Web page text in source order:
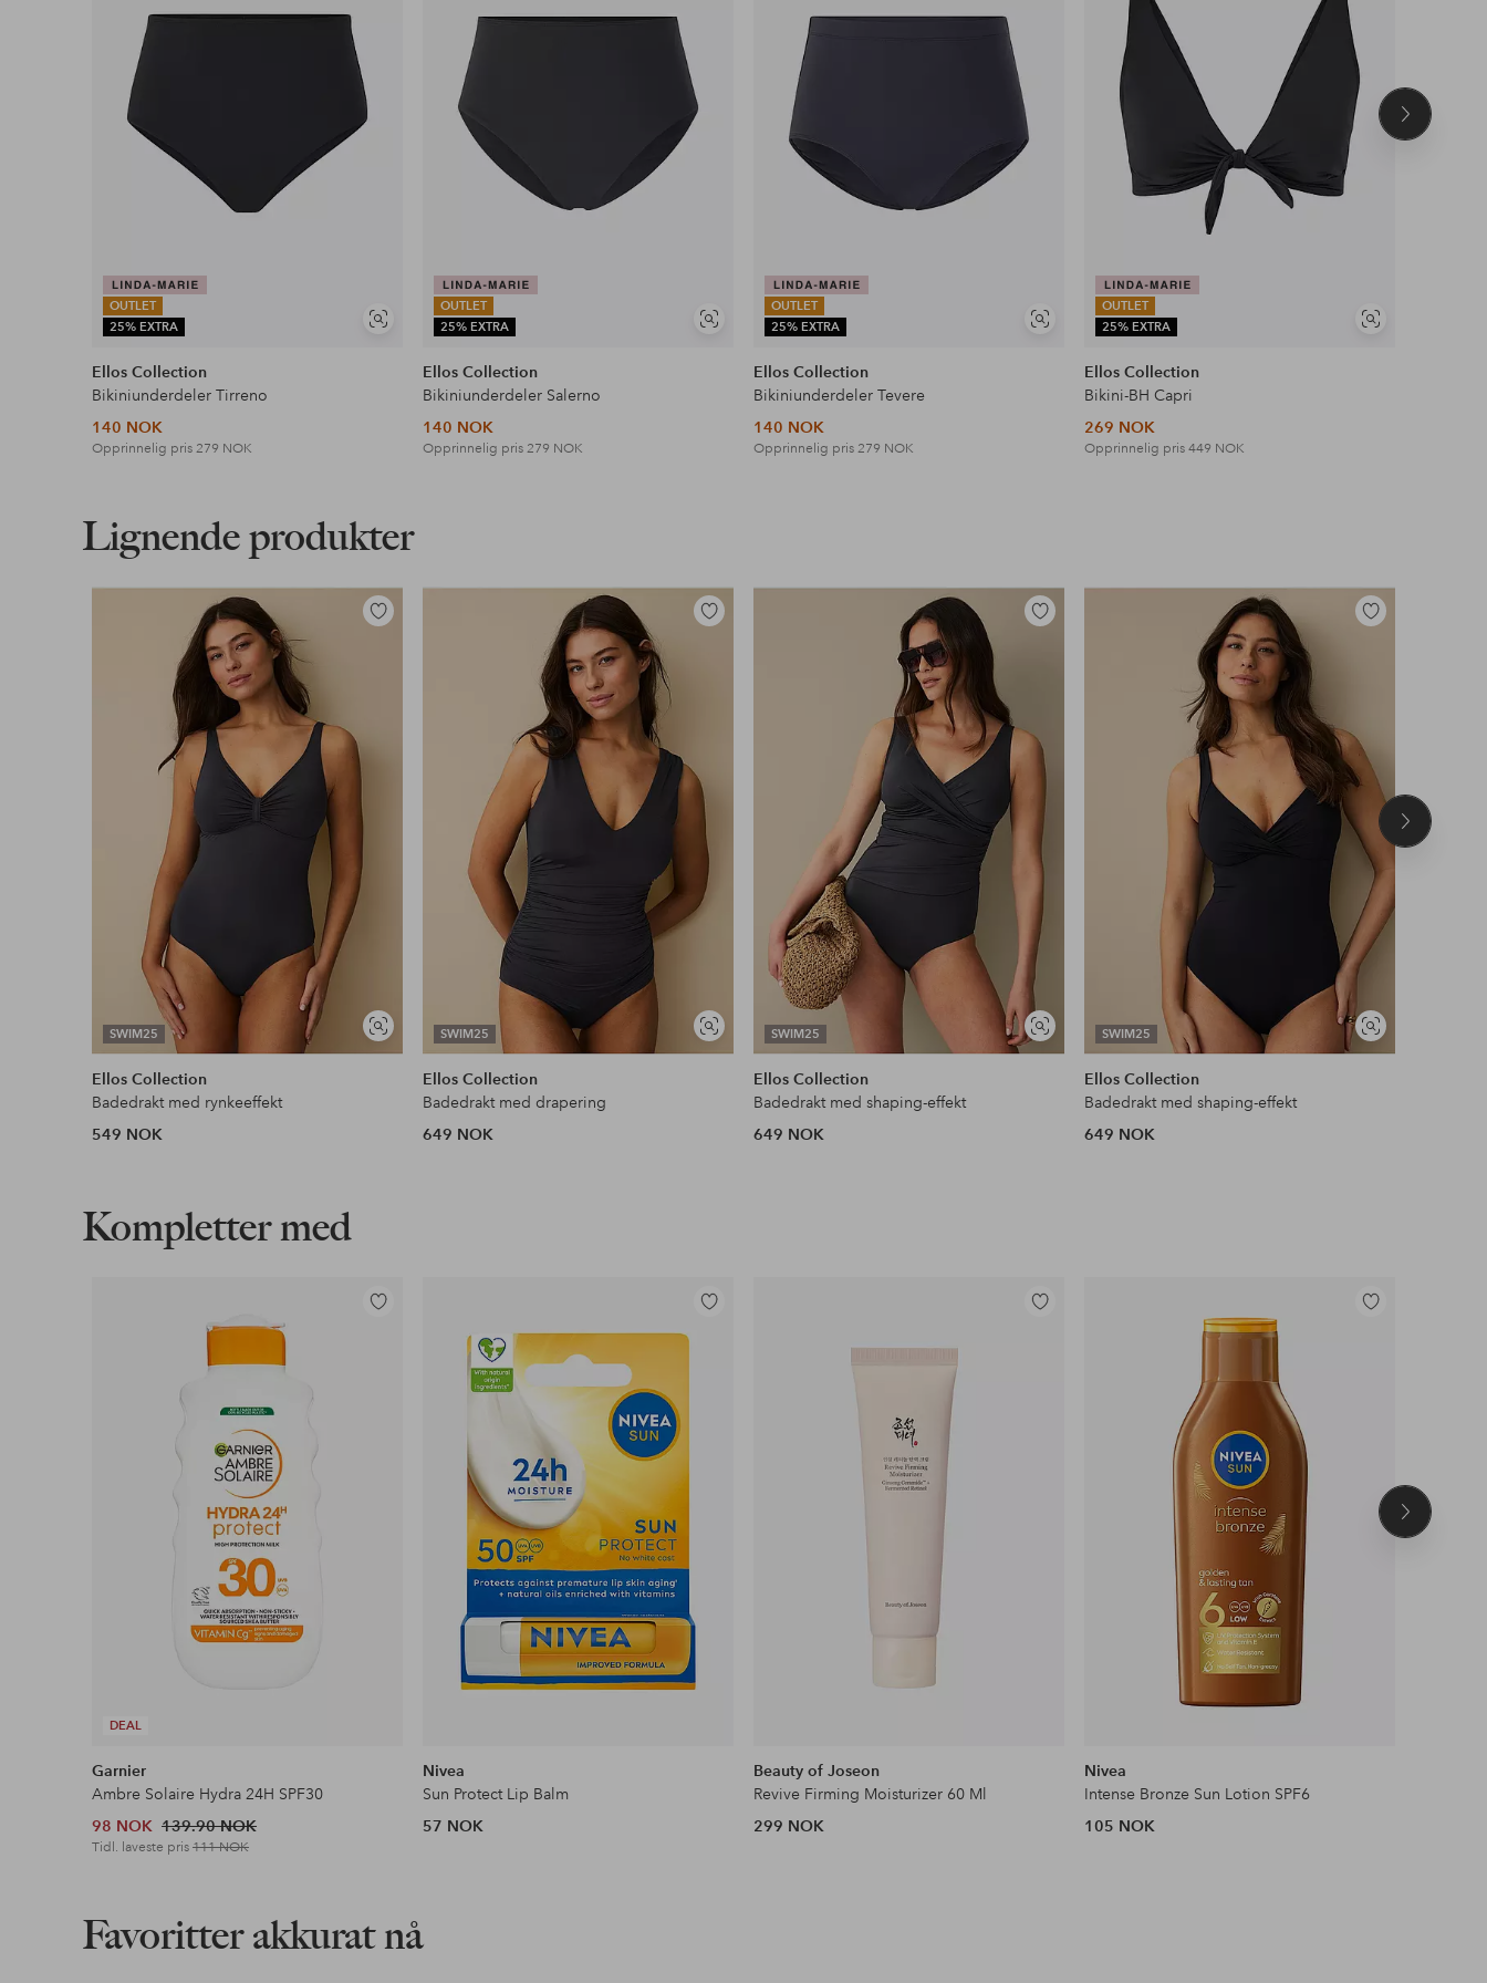
Faktura & Konto
Våre mest fordelaktige betalingsmåter
Les mer
OUTLET
25% EXTRA
Vis
Ellos Collection
Bikiniunderdeler Tirreno
140 NOK
Opprinnelig pris279 NOK
OUTLET
25% EXTRA
Vis
Ellos Collection
Bikiniunderdeler Salerno
140 NOK
Opprinnelig pris279 NOK
OUTLET
25% EXTRA
Vis
Ellos Collection
Bikiniunderdeler Tevere
140 NOK
Opprinnelig pris279 NOK
OUTLET
25% EXTRA
Vis
Ellos Collection
Bikini-BH Capri
269 NOK
Opprinnelig pris449 NOK
Neste
Lignende produkter
SWIM25
Vis
lignende
Legg
Ellos Collection
Badedrakt med rynkeeffekt
549 NOK
SWIM25
Vis
lignende
Legg
Ellos Collection
Badedrakt med drapering
649 NOK
SWIM25
Vis
lignende
Legg
Ellos Collection
Badedrakt med shaping-effekt
649 NOK
SWIM25
Vis
lignende
Legg
Ellos Collection
Badedrakt med shaping-effekt
649 NOK
Neste
Kompletter med
DEAL
Legg
Garnier
Ambre Solaire Hydra 24H SPF30
98 NOK 139.90 NOK
Tidl. laveste pris111 NOK
Legg
Nivea
Sun Protect Lip Balm
57 NOK
Legg
Beauty of Joseon
Revive Firming Moisturizer 60 Ml
299 NOK
Legg
Nivea
Intense Bronze Sun Lotion SPF6
105 NOK
Neste
Favoritter akkurat nå